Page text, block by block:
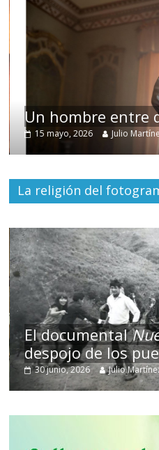
Un hombre entre
15 mayo, 2026 Julio
La religión del
El documental
despojo de los
30 junio, 2026 Julio